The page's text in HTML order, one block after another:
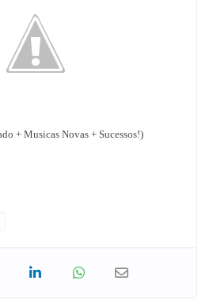
+ Musicas Novas + Sucessos!)